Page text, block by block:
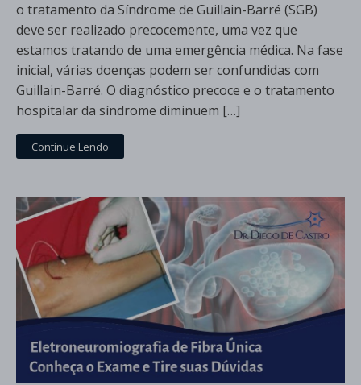
o tratamento da Síndrome de Guillain-Barré (SGB)
deve ser realizado precocemente, uma vez que
estamos tratando de uma emergência médica. Na fase
inicial, várias doenças podem ser confundidas com
Guillain-Barré. O diagnóstico precoce e o tratamento
hospitalar da síndrome diminuem […]
Continue Lendo